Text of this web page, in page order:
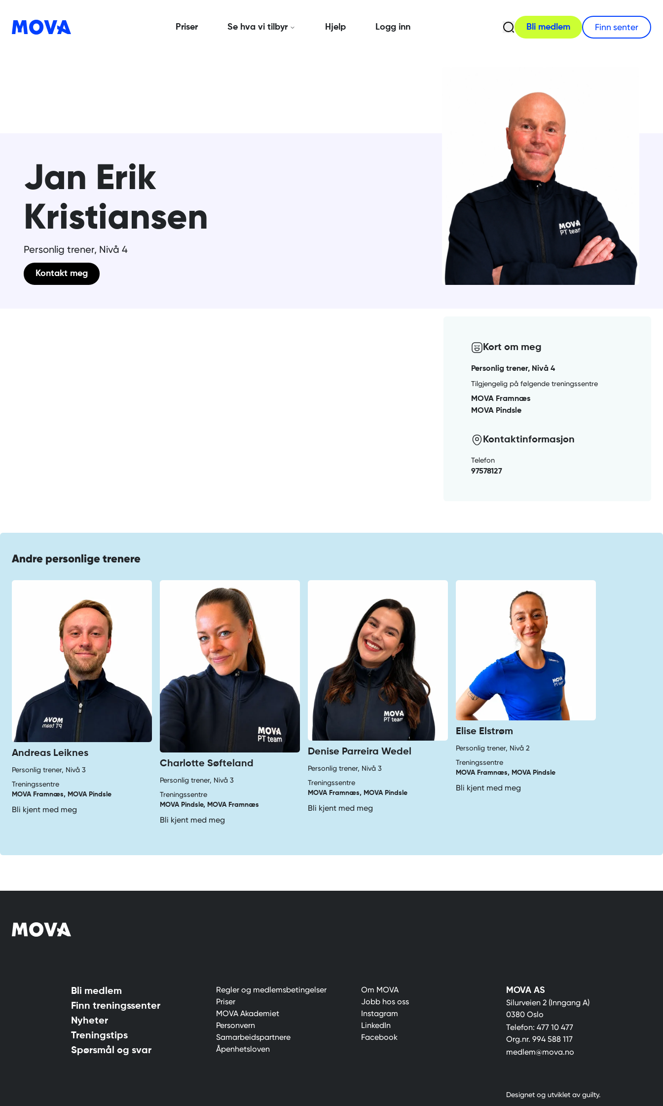
Priser Se hva vi tilbyr Hjelp Logg inn Åpne søkBli medlem Finn senter
Jan Erik
Kristiansen
Personlig trener, Nivå 4
Kontakt meg
Kort om meg
Personlig trener, Nivå 4
Tilgjengelig på følgende treningssentre
MOVA Framnæs
MOVA Pindsle
Kontaktinformasjon
Telefon
97578127
Andre personlige trenere
Andreas Leiknes
Personlig trener, Nivå 3
Treningssentre
MOVA Framnæs, MOVA Pindsle
Bli kjent med meg
Charlotte Søfteland
Personlig trener, Nivå 3
Treningssentre
MOVA Pindsle, MOVA Framnæs
Bli kjent med meg
Denise Parreira Wedel
Personlig trener, Nivå 3
Treningssentre
MOVA Framnæs, MOVA Pindsle
Bli kjent med meg
Elise Elstrøm
Personlig trener, Nivå 2
Treningssentre
MOVA Framnæs, MOVA Pindsle
Bli kjent med meg
Bli medlem
Finn treningssenter
Nyheter
Treningstips
Spørsmål og svar
Regler og medlemsbetingelser
Priser
MOVA Akademiet
Personvern
Samarbeidspartnere
Åpenhetsloven
Om MOVA
Jobb hos oss
Instagram
LinkedIn
Facebook
MOVA AS
Silurveien 2 (Inngang A)
0380 Oslo
Telefon: 477 10 477
Org.nr. 994 588 117
medlem@mova.no
Designet og utviklet av guilty.